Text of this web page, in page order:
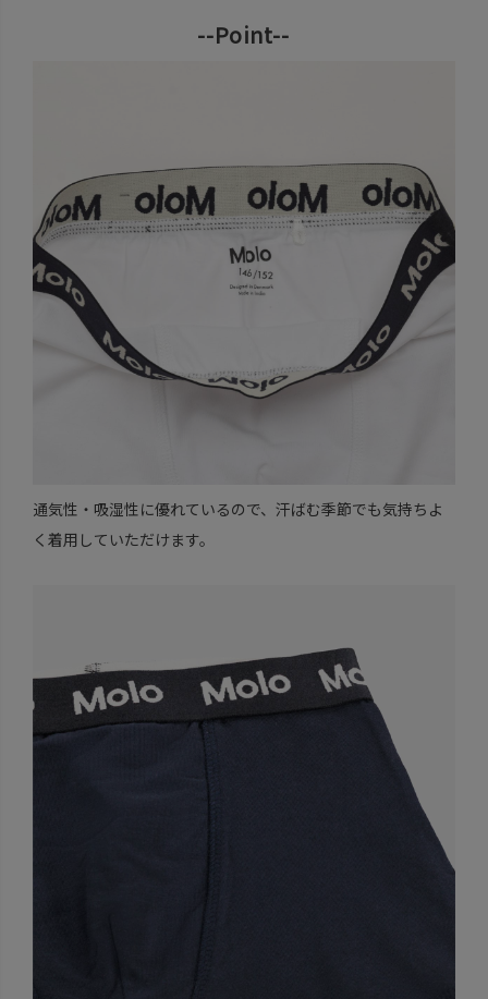
--Point--
通気性・吸湿性に優れているので、汗ばむ季節でも気持ちよ
く着用していただけます。